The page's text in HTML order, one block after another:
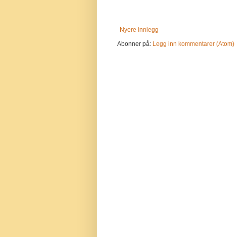
Nyere innlegg
Abonner på: Legg inn kommentarer (Atom)